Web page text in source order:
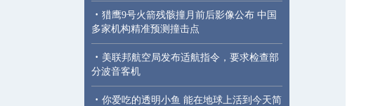
· 猎鹰9号火箭残骸撞月前后影像公布 中国
多家机构精准预测撞击点
· 美联邦航空局发布适航指令，要求检查部
分波音客机
· 你爱吃的透明小鱼 能在地球上活到今天简